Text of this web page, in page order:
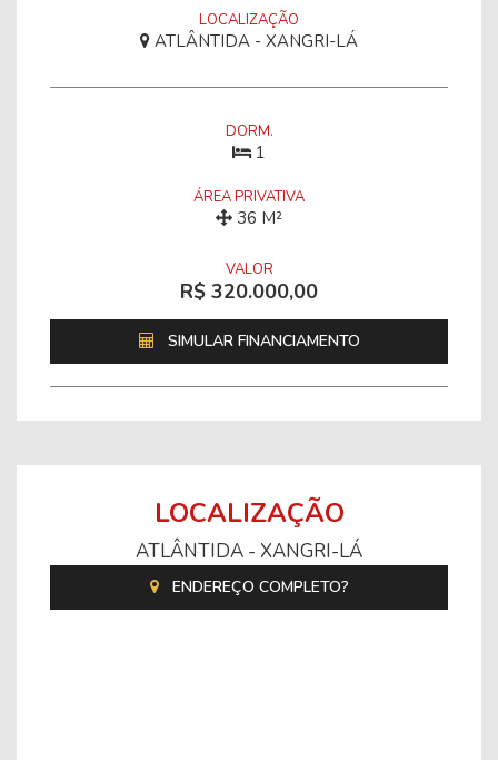
LOCALIZAÇÃO
ATLÂNTIDA - XANGRI-LÁ
DORM.
1
ÁREA PRIVATIVA
36 M²
VALOR
R$ 320.000,00
SIMULAR FINANCIAMENTO
LOCALIZAÇÃO
ATLÂNTIDA - XANGRI-LÁ
ENDEREÇO COMPLETO?